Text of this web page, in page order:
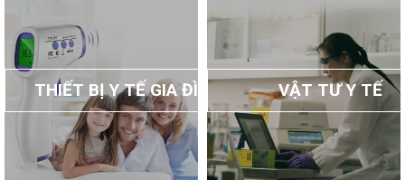
THIẾT BỊ Y TẾ GIA ĐÌNH VẬT TƯ Y TẾ